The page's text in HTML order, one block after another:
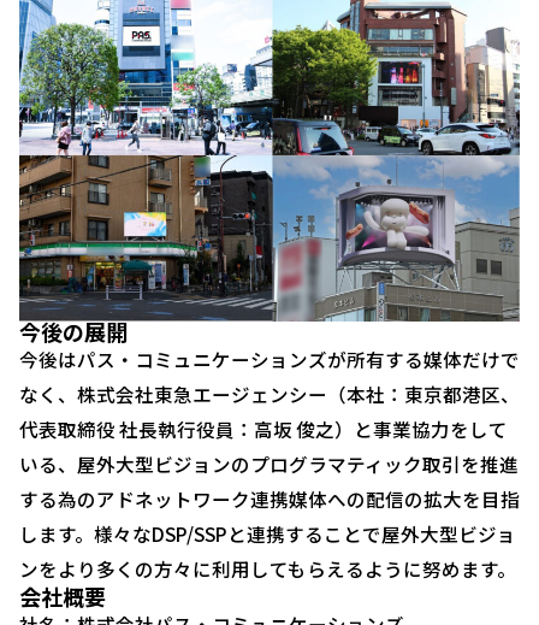
今後の展開
今後はパス・コミュニケーションズが所有する媒体だけで
なく、株式会社東急エージェンシー（本社：東京都港区、
代表取締役 社長執行役員：高坂 俊之）と事業協力をして
いる、屋外大型ビジョンのプログラマティック取引を推進
する為のアドネットワーク連携媒体への配信の拡大を目指
します。様々なDSP/SSPと連携することで屋外大型ビジョ
ンをより多くの方々に利用してもらえるように努めます。
会社概要